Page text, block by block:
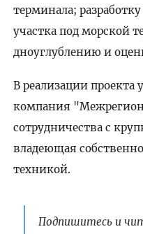
терминала;
участка под морской
дноуглублению и
В реализации проекта
компания
сотрудничества с
владеющая
техникой.
Подпишитесь и